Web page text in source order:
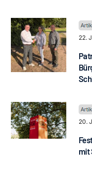
22.
20.
mit